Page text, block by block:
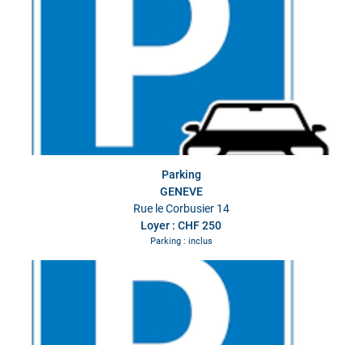
Parking
GENEVE
Rue le Corbusier 14
Loyer : CHF 250
Parking : inclus